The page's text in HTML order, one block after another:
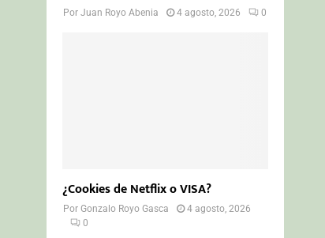
PorJuan Royo Abenia 4 agosto, 2026 0
¿Cookies de Netflix o VISA?
PorGonzalo Royo Gasca
4 agosto, 2026
0